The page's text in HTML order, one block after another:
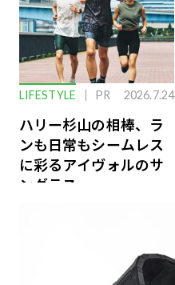
LIFESTYLE PR 2026.7.24
ハリー杉山の相棒、ラ
ンも日常もシームレス
に彩るアイヴォルのサ
ングラス